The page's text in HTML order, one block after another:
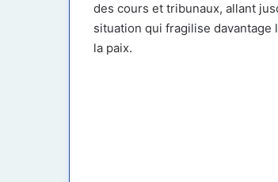
des cours et tribunaux, allant
situation qui fragilise davantage
la paix.